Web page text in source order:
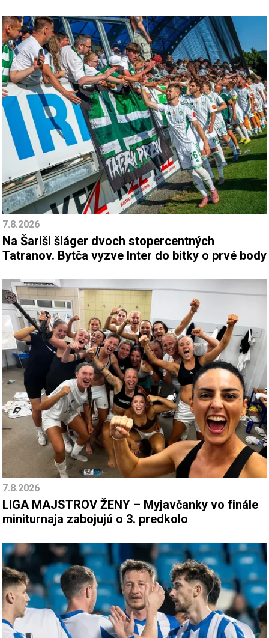
7.8.2026
Na Šariši šláger dvoch stopercentných
Tatranov. Bytča vyzve Inter do bitky o prvé body
7.8.2026
LIGA MAJSTROV ŽENY – Myjavčanky vo finále
miniturnaja zabojujú o 3. predkolo